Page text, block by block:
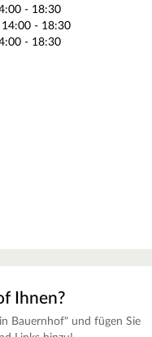
- 18:30
14:00 - 18:30
- 18:30
Ihnen?
Bauernhof" und fügen Sie